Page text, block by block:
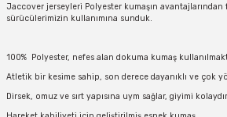
Jaccover jerseyleri Polyester kumaşın avantajlarından
sürücülerimizin kullanımına sunduk.
100% Polyester, nefes alan dokuma kumaş
Atletik bir kesime sahip, son derece dayanıklı ve çok
Dirsek, omuz ve sırt yapısına uym sağlar, giyimi